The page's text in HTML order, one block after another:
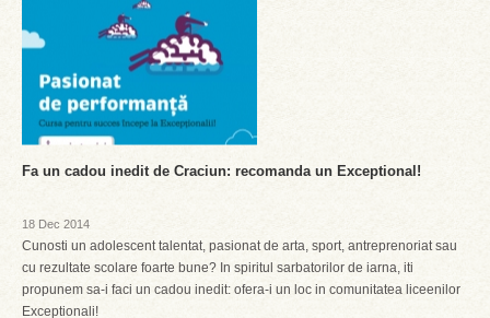
Fa un cadou inedit de Craciun: recomanda un Exceptional!
18 Dec 2014
Cunosti un adolescent talentat, pasionat de arta, sport, antreprenoriat sau
cu rezultate scolare foarte bune? In spiritul sarbatorilor de iarna, iti
propunem sa-i faci un cadou inedit: ofera-i un loc in comunitatea liceenilor
Exceptionali!